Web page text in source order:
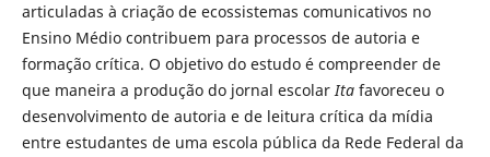
articuladas à criação de ecossistemas comunicativos no
Ensino Médio contribuem para processos de autoria e
formação crítica. O objetivo do estudo é compreender de
que maneira a produção do jornal escolarItafavoreceu o
desenvolvimento de autoria e de leitura crítica da mídia
entre estudantes de uma escola pública da Rede Federal da